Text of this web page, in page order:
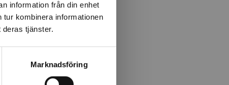
information från din enhet
kombinera informationen
deras tjänster.
Marknadsföring